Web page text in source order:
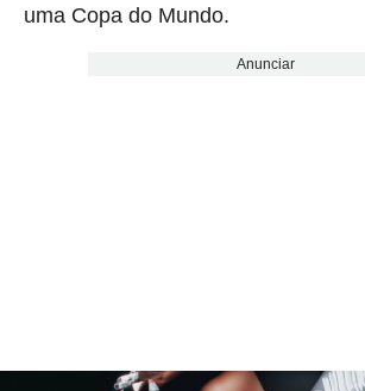
uma Copa do Mundo.
Anunciar